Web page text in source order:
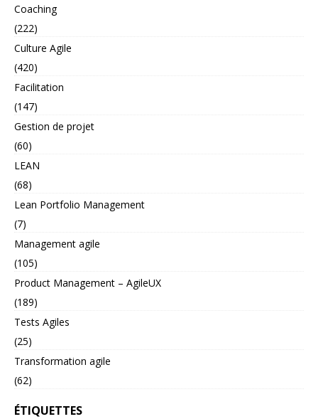
Coaching
(222)
Culture Agile
(420)
Facilitation
(147)
Gestion de projet
(60)
LEAN
(68)
Lean Portfolio Management
(7)
Management agile
(105)
Product Management – AgileUX
(189)
Tests Agiles
(25)
Transformation agile
(62)
ÉTIQUETTES